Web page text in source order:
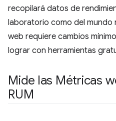
recopilará datos de
laboratorio como del mundo
web requiere cambios
lograr con herramientas
Mide las Métricas
RUM